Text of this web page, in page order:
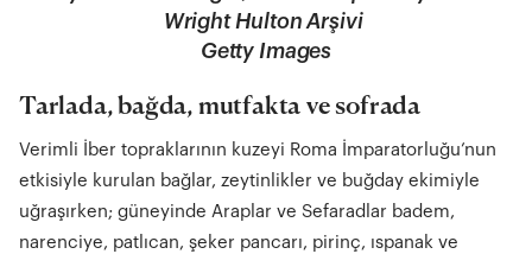
Wright Hulton Arşivi
Getty Images
Tarlada, bağda, mutfakta ve sofrada
Verimli İber topraklarının kuzeyi Roma İmparatorluğu’nun
etkisiyle kurulan bağlar, zeytinlikler ve buğday ekimiyle
uğraşırken; güneyinde Araplar ve Sefaradlar badem,
narenciye, patlıcan, şeker pancarı, pirinç, ıspanak ve